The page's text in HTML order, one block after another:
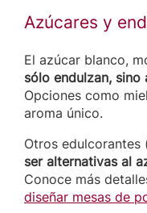
Azúcares y
El azúcar blanco,
sólo endulzan,
Opciones como
aroma único.
Otros edulcorantes
ser alternativas al
Conoce más
diseñar mesas de